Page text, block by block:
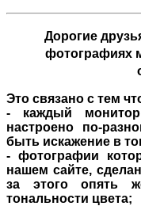
Дорогие
фотографиях
Это связано с тем
- каждый
настроено по-
быть искажение в
- фотографии
нашем сайте,
за этого опять
тональности цвета;